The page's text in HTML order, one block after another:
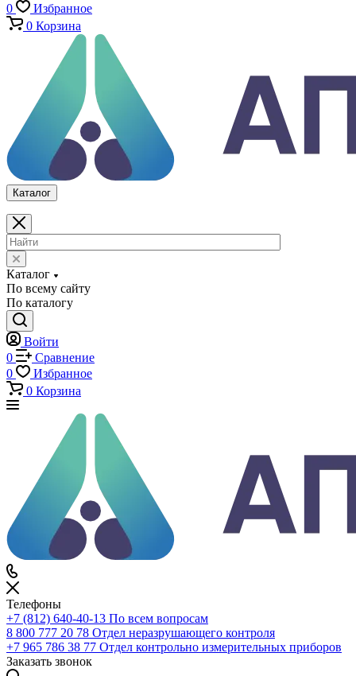
По всему сайту
По каталогу
Войти
0
Сравнение
0
Избранное
Корзина
Каталог
По всему сайту
По каталогу
Войти
Сравнение
0
Избранное
Корзина